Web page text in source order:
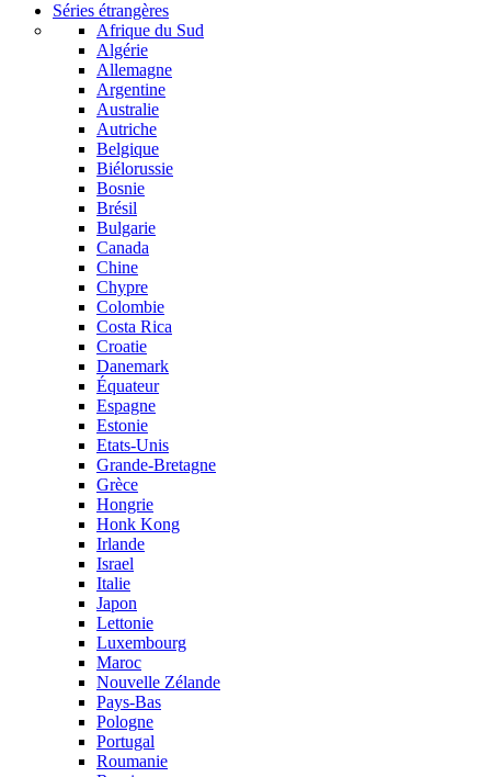
Séries étrangères
Afrique du Sud
Algérie
Allemagne
Argentine
Australie
Autriche
Belgique
Biélorussie
Bosnie
Brésil
Bulgarie
Canada
Chine
Chypre
Colombie
Costa Rica
Croatie
Danemark
Équateur
Espagne
Estonie
Etats-Unis
Grande-Bretagne
Grèce
Hongrie
Honk Kong
Irlande
Israel
Italie
Japon
Lettonie
Luxembourg
Maroc
Nouvelle Zélande
Pays-Bas
Pologne
Portugal
Roumanie